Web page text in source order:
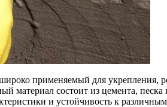
применяемый для укрепления,
материал состоит из цемента, песка
и устойчивость к